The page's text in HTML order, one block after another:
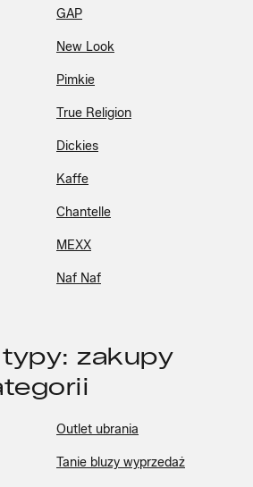
GAP
New Look
Pimkie
True Religion
Dickies
Kaffe
Chantelle
MEXX
Naf Naf
zakupy
Outlet ubrania
Tanie bluzy wyprzedaż